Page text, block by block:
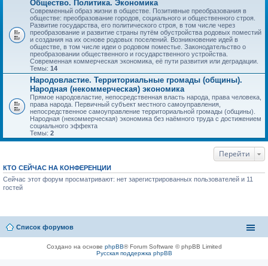
Общество. Политика. Экономика
Современный образ жизни в обществе. Позитивные преобразования в
обществе: преобразование городов, социального и общественного строя.
Развитие государства, его политического строя, в том числе через
преобразование и развитие страны путём обустройства родовых поместий
и создания на их основе родовых поселений. Возникновение идей в
обществе, в том числе идеи о родовом поместье. Законодательство о
преобразовании общественного и государственного устройства.
Современная коммерческая экономика, её пути развития или деградации.
Темы: 14
Народовластие. Территориальные громады (общины).
Народная (некоммерческая) экономика
Прямое народовластие, непосредственная власть народа, права человека,
права народа. Первичный субъект местного самоуправления,
непосредственное самоуправление территориальной громады (общины).
Народная (некоммерческая) экономика без наёмного труда с достижением
социального эффекта
Темы: 2
Перейти
КТО СЕЙЧАС НА КОНФЕРЕНЦИИ
Сейчас этот форум просматривают: нет зарегистрированных пользователей и 11
гостей
Список форумов
Создано на основе phpBB® Forum Software © phpBB Limited
Русская поддержка phpBB